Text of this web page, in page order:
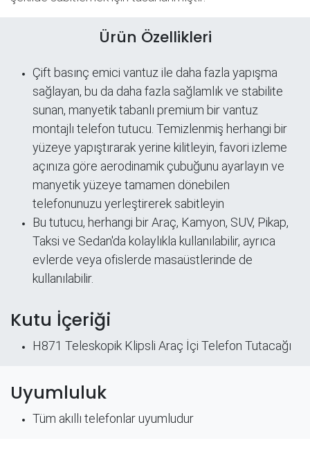
Ürün Özellikleri
Çift basınç emici vantuz ile daha fazla yapışma
sağlayan, bu da daha fazla sağlamlık ve stabilite
sunan, manyetik tabanlı premium bir vantuz
montajlı telefon tutucu. Temizlenmiş herhangi bir
yüzeye yapıştırarak yerine kilitleyin, favori izleme
açınıza göre aerodinamik çubuğunu ayarlayın ve
manyetik yüzeye tamamen dönebilen
telefonunuzu yerleştirerek sabitleyin
Bu tutucu, herhangi bir Araç, Kamyon, SUV, Pikap,
Taksi ve Sedan'da kolaylıkla kullanılabilir, ayrıca
evlerde veya ofislerde masaüstlerinde de
kullanılabilir.​
Kutu İçeriği
H871 Teleskopik Klipsli Araç İçi Telefon Tutacağı​
Uyumluluk
Tüm akıllı telefonlar uyumludur